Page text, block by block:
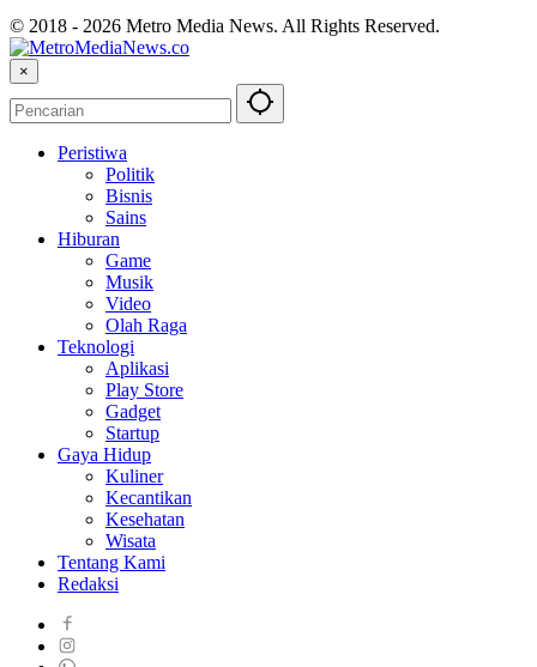
© 2018 - 2026 Metro Media News. All Rights Reserved.
×
Peristiwa
Politik
Bisnis
Sains
Hiburan
Game
Musik
Video
Olah Raga
Teknologi
Aplikasi
Play Store
Gadget
Startup
Gaya Hidup
Kuliner
Kecantikan
Kesehatan
Wisata
Tentang Kami
Redaksi